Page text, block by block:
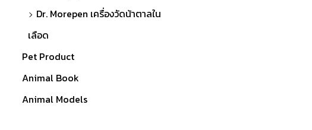
Dr. Morepen เครื่องวัดน้าตาลใน
เลือด
Pet Product
Animal Book
Animal Models